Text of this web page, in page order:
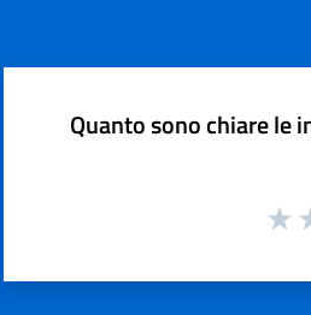
Quanto sono chiare le